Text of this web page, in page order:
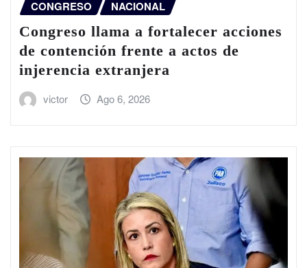
CONGRESO NACIONAL
Congreso llama a fortalecer acciones
de contención frente a actos de
injerencia extranjera
victor Ago 6, 2026